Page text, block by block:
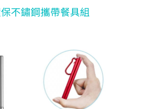
不鏽鋼攜帶餐具組